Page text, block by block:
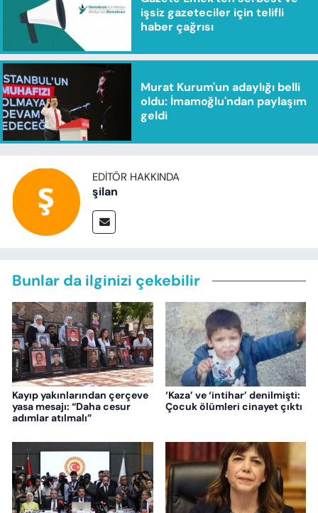
işsiz gazeteciler için telifli
haber çağrısı
Murat Kurum'un adaylığı belli
oldu: İmamoğlu'ndan paylaşım
geldi
EDITÖR HAKKINDA
şilan
Bunlar da ilginizi çekebilir
Kayıp yakınlarından çerçeve
yasa mesajı: “Daha cesur
adımlar atılmalı”
‘Kaza’ ve ‘intihar’ denilmişti:
Çocuk ölümleri cinayet çıktı